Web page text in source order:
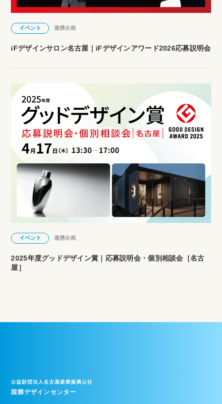
イベント 連携企画
iFデザインサロン名古屋｜iFデザインアワード2026応募説明会
イベント 連携企画
2025年度グッドデザイン賞｜応募説明会・個別相談会［名古
屋］
公益財団法人名古屋産業振興公社
国際デザインセンター